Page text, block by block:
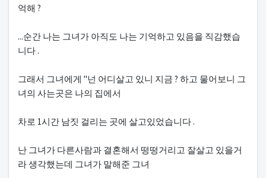
억해 ?
...순간 나는 그녀가 아직도 나는 기억하고 있음을 직감했습
니다 .
그래서 그녀에게 "넌 어디살고 있니 지금 ? 하고 물어보니 그
녀의 사는곳은 나의 집에서
차로 1시간 남짓 걸리는 곳에 살고있었습니다 .
난 그녀가 다른사람과 결혼해서 떵떵거리고 잘살고 있을거
라 생각했는데 그녀가 말해준 그녀